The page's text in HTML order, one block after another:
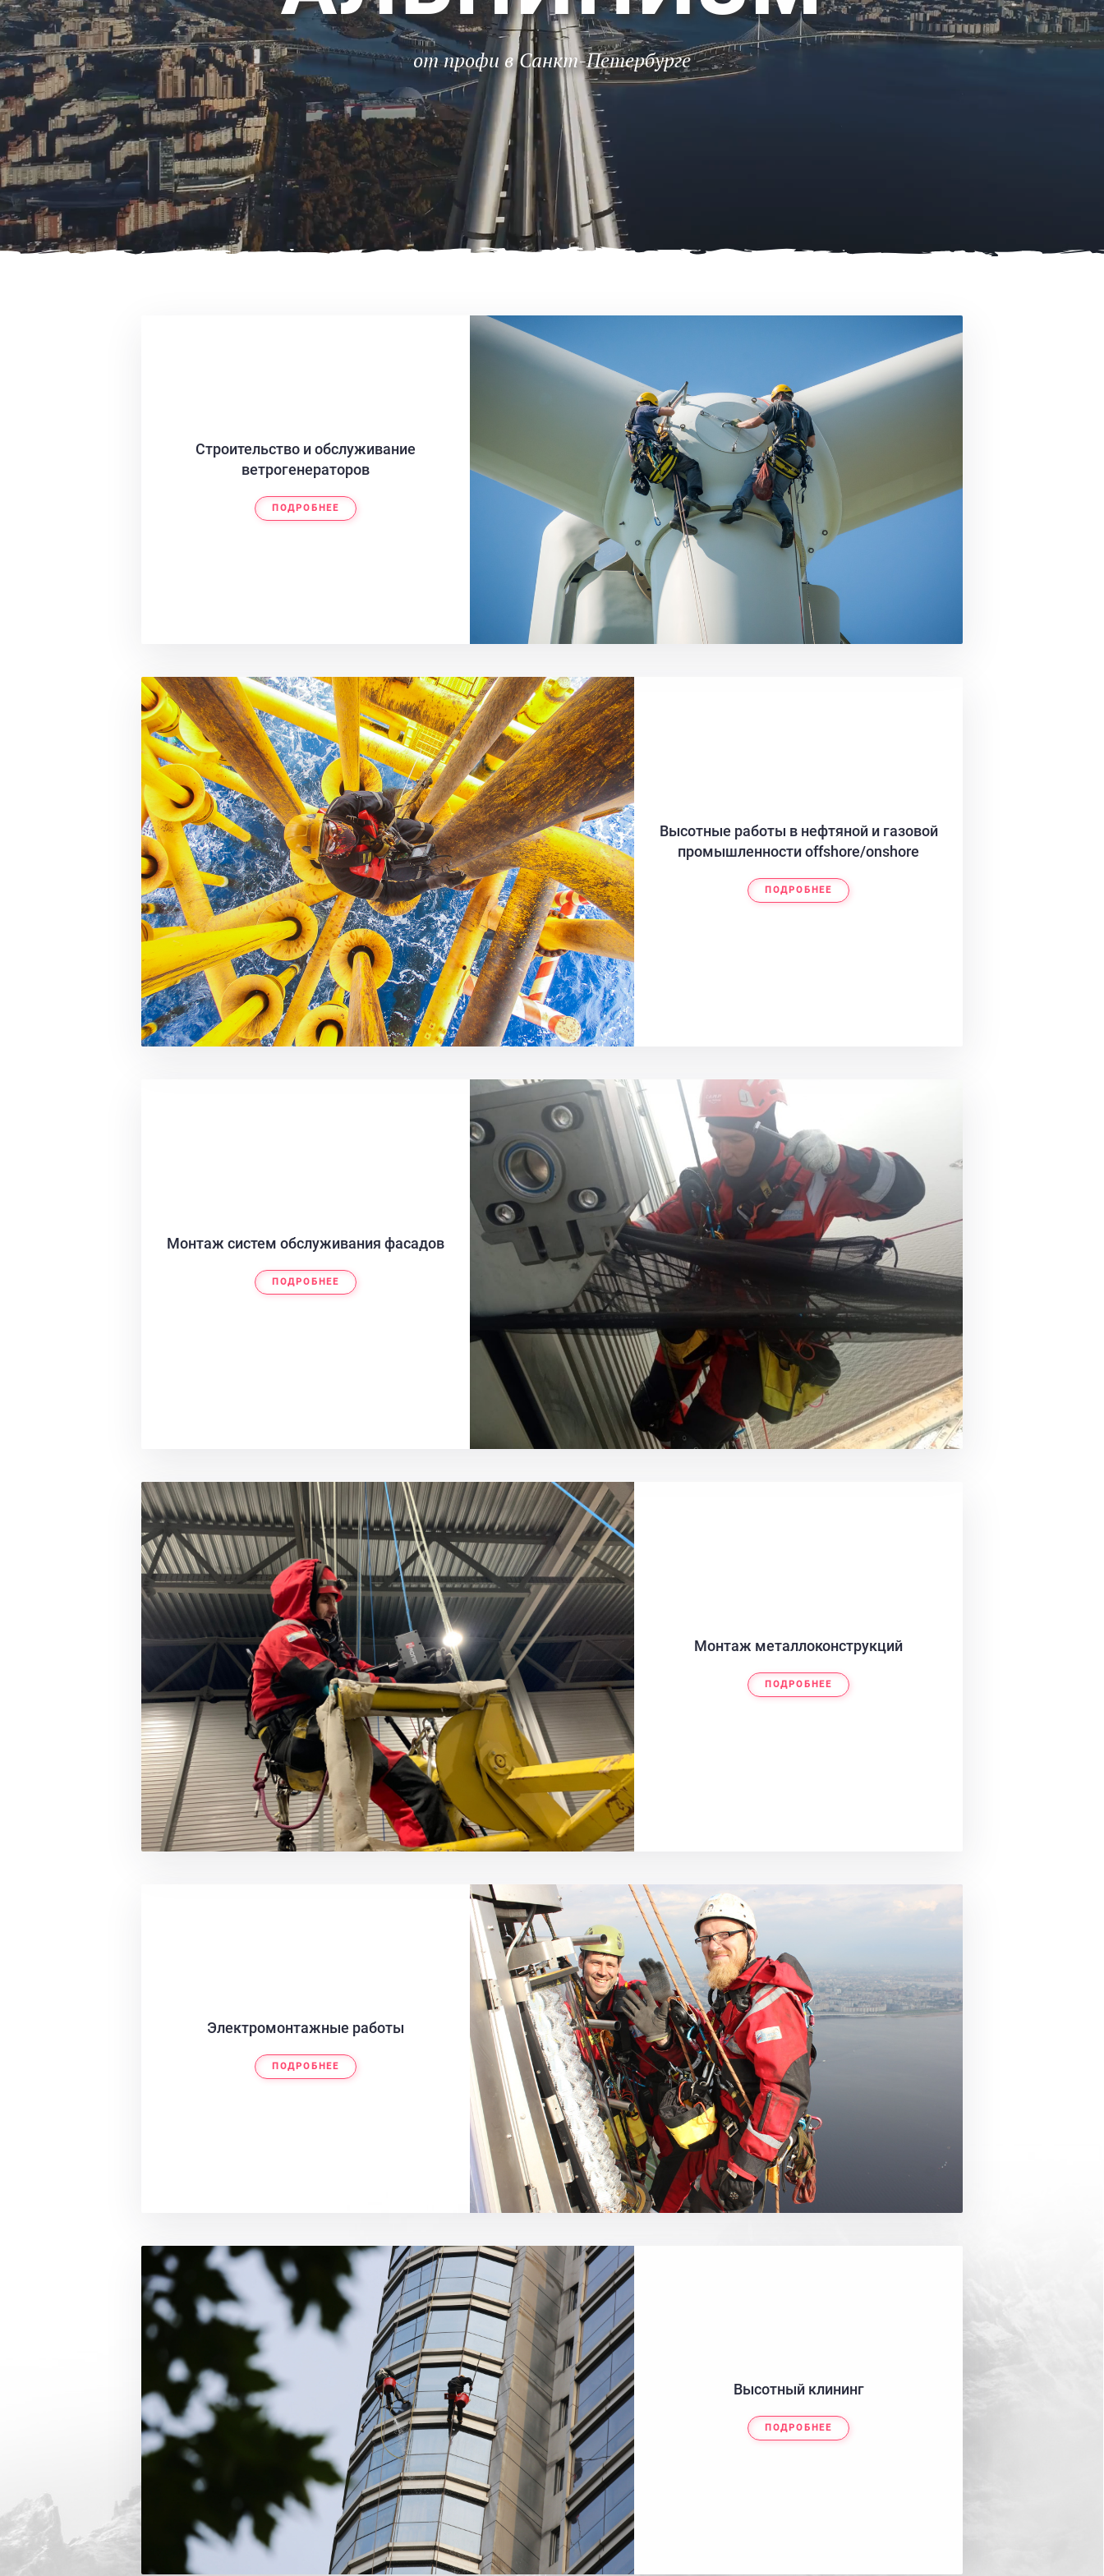
от профи в Санкт-Петербурге
Строительство и обслуживание
ветрогенераторов
ПОДРОБНЕЕ
Высотные работы в нефтяной и газовой
промышленности offshore/onshore
ПОДРОБНЕЕ
Монтаж систем обслуживания фасадов
ПОДРОБНЕЕ
Монтаж металлоконструкций
ПОДРОБНЕЕ
Электромонтажные работы
ПОДРОБНЕЕ
Высотный клининг
ПОДРОБНЕЕ